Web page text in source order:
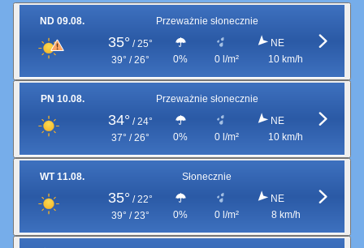
ND 09.08. Przeważnie słonecznie
35° / 25°
39° / 26°
0% 0 l/m²
NE
10 km/h
PN 10.08. Przeważnie słonecznie
34° / 24°
37° / 26°
0% 0 l/m²
NE
10 km/h
WT 11.08. Słonecznie
35° / 22°
39° / 23°
0% 0 l/m²
NE
8 km/h